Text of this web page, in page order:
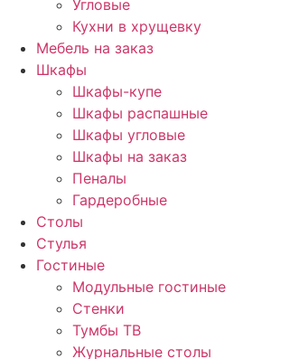
Угловые
Кухни в хрущевку
Мебель на заказ
Шкафы
Шкафы-купе
Шкафы распашные
Шкафы угловые
Шкафы на заказ
Пеналы
Гардеробные
Столы
Стулья
Гостиные
Модульные гостиные
Стенки
Тумбы ТВ
Журнальные столы